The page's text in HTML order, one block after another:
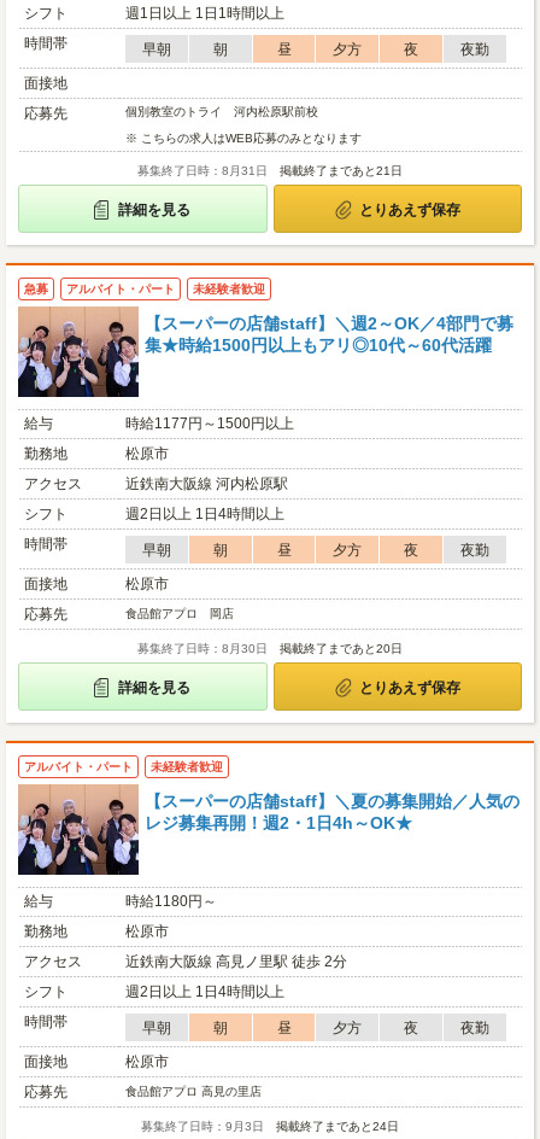
シフト
週1日以上 1日1時間以上
時間帯
早朝 朝 昼 夕方 夜
夜勤
面接地
応募先
個別教室のトライ 河内松原駅前校
※ こちらの求人はWEB応募のみとなります
募集終了日時：8月31日 掲載終了まであと21日
詳細を見る とりあえず保存
急募 アルバイト・パート 未経験者歓迎
【スーパーの店舗staff】＼週2～OK／4部門で募
集★時給1500円以上もアリ◎10代～60代活躍
給与
時給1177円～1500円以上
勤務地
松原市
アクセス
近鉄南大阪線 河内松原駅
シフト
週2日以上 1日4時間以上
時間帯
早朝 朝 昼 夕方 夜
夜勤
面接地
松原市
応募先
食品館アプロ 岡店
募集終了日時：8月30日 掲載終了まであと20日
詳細を見る とりあえず保存
アルバイト・パート 未経験者歓迎
【スーパーの店舗staff】＼夏の募集開始／人気の
レジ募集再開！週2・1日4h～OK★
給与
時給1180円～
勤務地
松原市
アクセス
近鉄南大阪線 高見ノ里駅 徒歩 2分
シフト
週2日以上 1日4時間以上
時間帯
早朝 朝 昼 夕方 夜
夜勤
面接地
松原市
応募先
食品館アプロ 高見の里店
募集終了日時：9月3日 掲載終了まであと24日